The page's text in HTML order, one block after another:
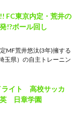
FC東京内定・荒井の
!?ボール回し
MF荒井悠汰(3年)擁する
玉県）の自主トレーニン
イト 高校サッカ
日章学園